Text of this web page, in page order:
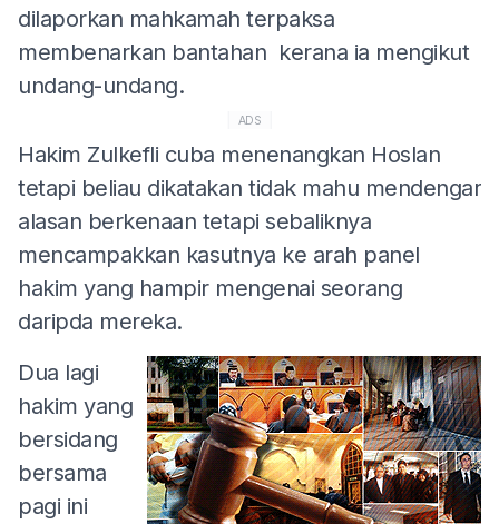
dilaporkan mahkamah terpaksa
membenarkan bantahan kerana ia mengikut
undang-undang.
ADS
Hakim Zulkefli cuba menenangkan Hoslan
tetapi beliau dikatakan tidak mahu mendengar
alasan berkenaan tetapi sebaliknya
mencampakkan kasutnya ke arah panel
hakim yang hampir mengenai seorang
daripda mereka.
Dua lagi
hakim yang
bersidang
bersama
pagi ini